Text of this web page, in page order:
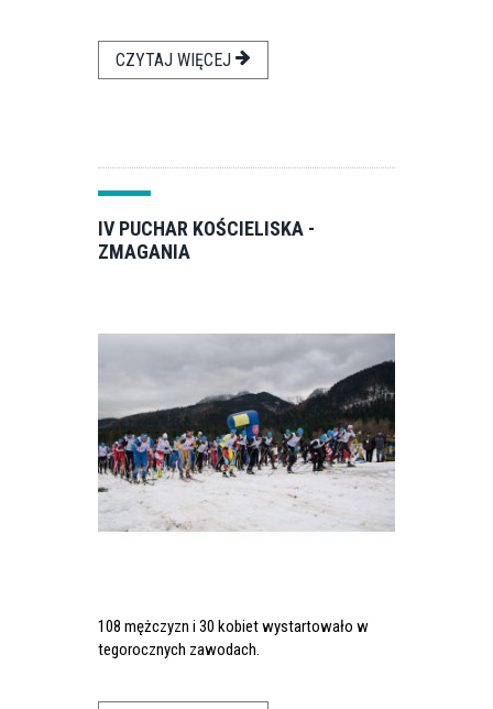
CZYTAJ WIĘCEJ
IV PUCHAR KOŚCIELISKA -
ZMAGANIA
108 mężczyzn i 30 kobiet wystartowało w
tegorocznych zawodach.